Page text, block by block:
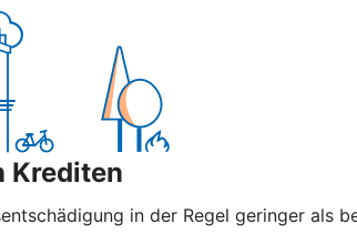
Krediten
in der Regel geringer als